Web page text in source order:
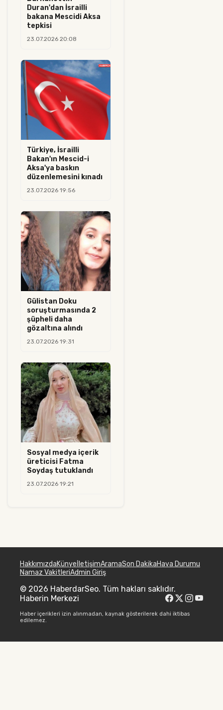
Duran'dan İsrailli
bakana Mescidi Aksa
tepkisi
23.07.2026 20:08
Türkiye, İsrailli
Bakan'ın Mescid-i
Aksa'ya baskın
düzenlemesini kınadı
23.07.2026 19:56
Gülistan Doku
soruşturmasında 2
şüpheli daha
gözaltına alındı
23.07.2026 19:31
Sosyal medya içerik
üreticisi Fatma
Soydaş tutuklandı
23.07.2026 19:21
HakkımızdaKünyeİletişimAramaSon DakikaHava Durumu
Namaz VakitleriAdmin Giriş
© 2026 HaberdarSeo. Tüm hakları saklıdır.
Haberin Merkezi
Haber içerikleri izin alınmadan, kaynak gösterilerek dahi iktibas
edilemez.